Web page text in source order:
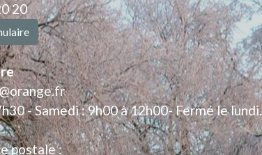
20
- Samedi : 9h00 à 12h00- Fermé le lundi.
postale :